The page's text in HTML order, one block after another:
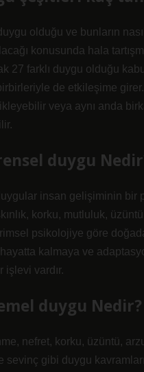
olduğu ve bunların nasıl
konusunda hala
27 farklı duygu olduğu
de etkileşime
veya aynı anda
duygu
insan gelişiminin bir
korku, mutluluk,
psikolojiye göre
kalmaya ve
işlevi vardır.
duygu Nedir?
nefret, korku, üzüntü,
sevinç gibi duygu